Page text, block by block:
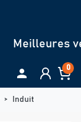
Meilleures
 0
Induit